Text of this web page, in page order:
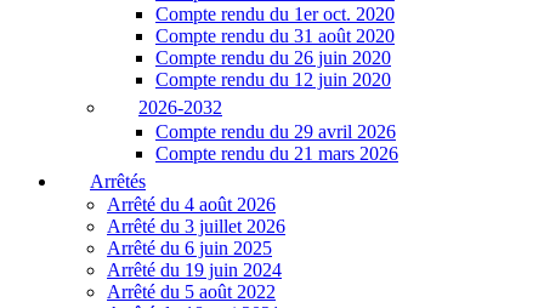
Compte rendu du 1er oct. 2020
Compte rendu du 31 août 2020
Compte rendu du 26 juin 2020
Compte rendu du 12 juin 2020
2026-2032
Compte rendu du 29 avril 2026
Compte rendu du 21 mars 2026
Arrêtés
Arrêté du 4 août 2026
Arrêté du 3 juillet 2026
Arrêté du 6 juin 2025
Arrêté du 19 juin 2024
Arrêté du 5 août 2022